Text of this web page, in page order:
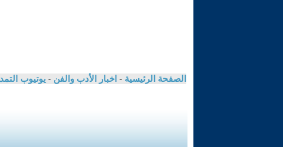
الصفحة الرئيسية - اخبار الأدب والفن - يوتيوب